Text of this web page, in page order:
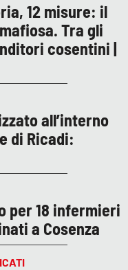
12 misure: il
Tra gli
cosentini |
all’interno
di Ricadi:
per 18 infermieri
a Cosenza